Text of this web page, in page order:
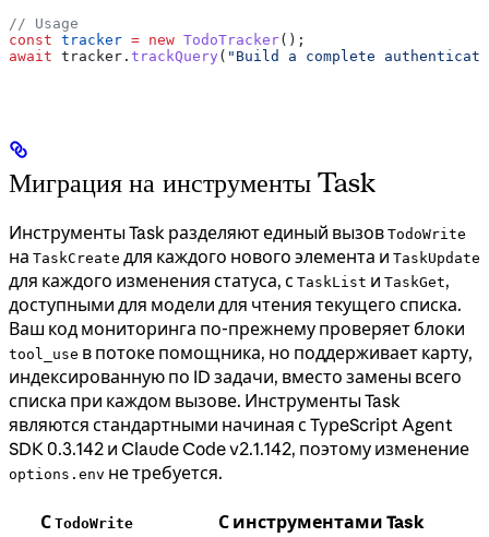
// Usage
const tracker = new TodoTracker();
await tracker . trackQuery ( "Build a complete
Миграция на инструменты Task
Инструменты Task разделяют единый вызов TodoWrite
на TaskCreate для каждого нового элемента и TaskUpdate
для каждого изменения статуса, с TaskList и TaskGet,
доступными для модели для чтения текущего списка.
Ваш код мониторинга по-прежнему проверяет блоки
tool_use в потоке помощника, но поддерживает карту,
индексированную по ID задачи, вместо замены всего
списка при каждом вызове. Инструменты Task
являются стандартными начиная с TypeScript Agent
SDK 0.3.142 и Claude Code v2.1.142, поэтому изменение
options.env не требуется.
С TodoWrite
С инструментами Task